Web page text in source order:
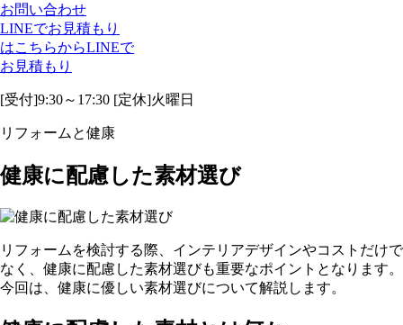
お問い合わせ
LINEでお見積もり
はこちらからLINEで
お見積もり
[受付]9:30～17:30 [定休]火曜日
リフォームと健康
健康に配慮した素材選び
リフォームを検討する際、インテリアデザインやコストだけで
なく、健康に配慮した素材選びも重要なポイントとなります。
今回は、健康に優しい素材選びについて解説します。